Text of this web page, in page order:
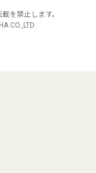
を禁止します。
CO.,LTD.